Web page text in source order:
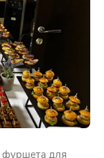
фуршета для